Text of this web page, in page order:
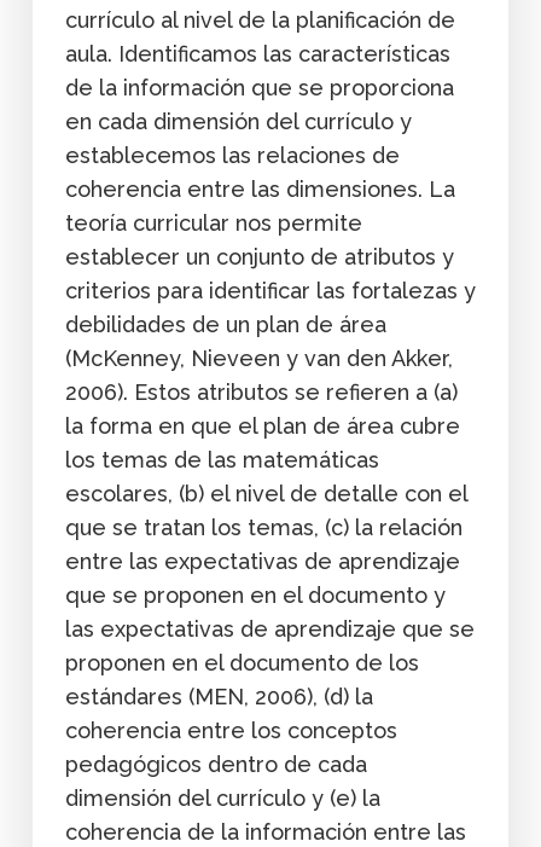
currículo al nivel de la planificación de
aula. Identificamos las características
de la información que se proporciona
en cada dimensión del currículo y
establecemos las relaciones de
coherencia entre las dimensiones. La
teoría curricular nos permite
establecer un conjunto de atributos y
criterios para identificar las fortalezas y
debilidades de un plan de área
(McKenney, Nieveen y van den Akker,
2006). Estos atributos se refieren a (a)
la forma en que el plan de área cubre
los temas de las matemáticas
escolares, (b) el nivel de detalle con el
que se tratan los temas, (c) la relación
entre las expectativas de aprendizaje
que se proponen en el documento y
las expectativas de aprendizaje que se
proponen en el documento de los
estándares (MEN, 2006), (d) la
coherencia entre los conceptos
pedagógicos dentro de cada
dimensión del currículo y (e) la
coherencia de la información entre las